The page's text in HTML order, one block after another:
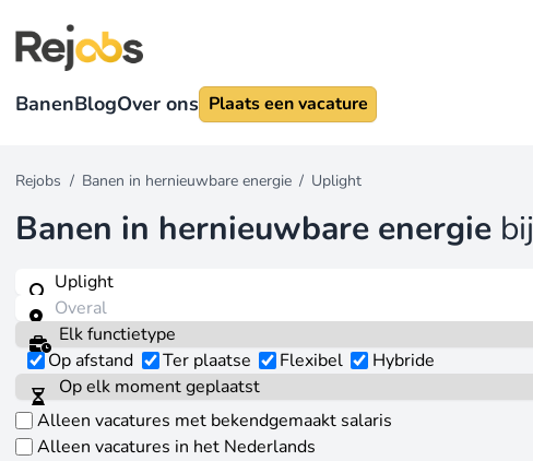
BanenBlogOver ons Plaats een vacature
Rejobs / Banen in hernieuwbare energie / Uplight
Banen in hernieuwbare energie bij
Op afstand Ter plaatse Flexibel Hybride
Alleen vacatures met bekendgemaakt salaris
Alleen vacatures in het Nederlands